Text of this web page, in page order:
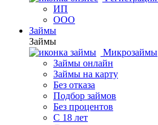
ИП
ООО
Займы
Займы
Микрозаймы
Займы онлайн
Займы на карту
Без отказа
Подбор займов
Без процентов
С 18 лет